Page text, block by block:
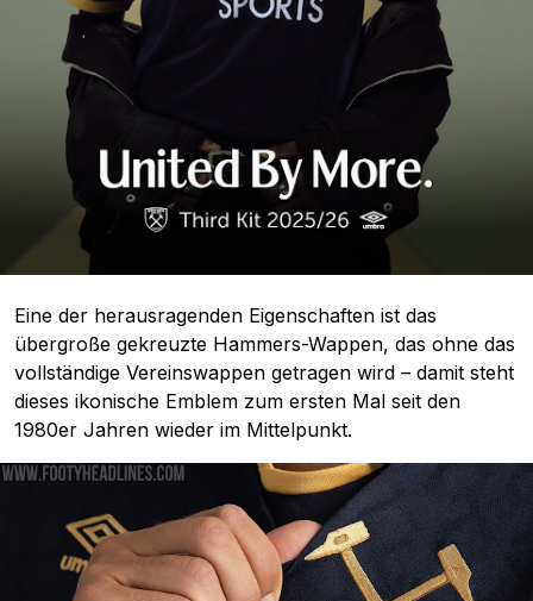
Eine der herausragenden Eigenschaften ist das
übergroße gekreuzte Hammers-Wappen, das ohne das
vollständige Vereinswappen getragen wird – damit steht
dieses ikonische Emblem zum ersten Mal seit den
1980er Jahren wieder im Mittelpunkt.